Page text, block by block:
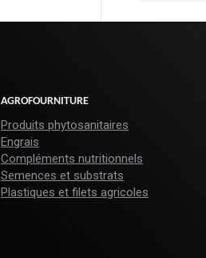
AGROFOURNITURE
Produits phytosanitaires
Engrais
Compléments nutritionnels
Semences et substrats
Plastiques et filets agricoles